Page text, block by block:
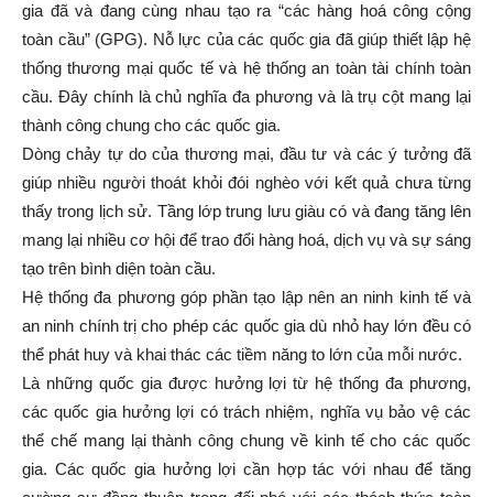
gia đã và đang cùng nhau tạo ra “các hàng hoá công cộng
toàn cầu” (GPG). Nỗ lực của các quốc gia đã giúp thiết lập hệ
thống thương mại quốc tế và hệ thống an toàn tài chính toàn
cầu. Đây chính là chủ nghĩa đa phương và là trụ cột mang lại
thành công chung cho các quốc gia.
Dòng chảy tự do của thương mại, đầu tư và các ý tưởng đã
giúp nhiều người thoát khỏi đói nghèo với kết quả chưa từng
thấy trong lịch sử. Tầng lớp trung lưu giàu có và đang tăng lên
mang lại nhiều cơ hội để trao đổi hàng hoá, dịch vụ và sự sáng
tạo trên bình diện toàn cầu.
Hệ thống đa phương góp phần tạo lập nên an ninh kinh tế và
an ninh chính trị cho phép các quốc gia dù nhỏ hay lớn đều có
thể phát huy và khai thác các tiềm năng to lớn của mỗi nước.
Là những quốc gia được hưởng lợi từ hệ thống đa phương,
các quốc gia hưởng lợi có trách nhiệm, nghĩa vụ bảo vệ các
thể chế mang lại thành công chung về kinh tế cho các quốc
gia. Các quốc gia hưởng lợi cần hợp tác với nhau để tăng